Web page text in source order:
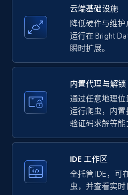
Amazon products - find
upc numbers
price, Currency, Availability,
more.
5.7K+
LinkedIn company
ID, Name, Country code,
云端基础设施
降低硬件与维
运行在 Bright
瞬时扩展。
内置代理与解锁
通过任意地理
运行爬虫，内置
验证码求解等能
IDE 工作区
全托管 IDE，可
虫，并查看实时